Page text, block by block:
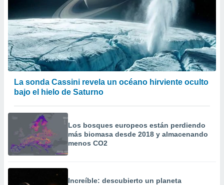
La sonda Cassini revela un océano hirviente oculto
bajo el hielo de Saturno
Los bosques europeos están perdiendo
más biomasa desde 2018 y almacenando
menos CO2
Increíble: descubierto un planeta